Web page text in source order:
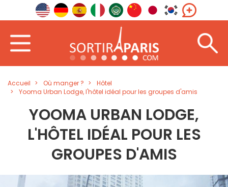
Accueil Où manger ?
Hôtel
Yooma Urban Lodge, l'hôtel idéal pour les groupes d'amis
YOOMA URBAN LODGE,
L'HÔTEL IDÉAL POUR LES
GROUPES D'AMIS